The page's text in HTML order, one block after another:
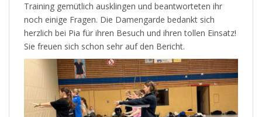
Training gemütlich ausklingen und beantworteten ihr
noch einige Fragen. Die Damengarde bedankt sich
herzlich bei Pia für ihren Besuch und ihren tollen Einsatz!
Sie freuen sich schon sehr auf den Bericht.